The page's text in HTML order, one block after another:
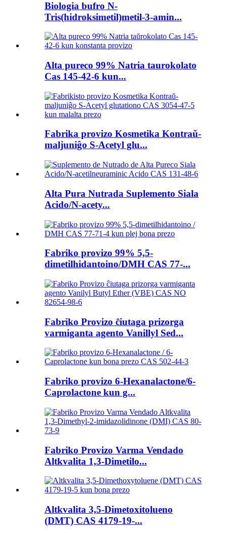
Biologia bufro N-
Tris(hidroksimetil)metil-3-amin...
Alta pureco 99% Natria taurokolato
Cas 145-42-6 kun...
Fabrika provizo Kosmetika Kontraŭ-
maljuniĝo S-Acetyl glu...
Alta Pura Nutrada Suplemento Siala
Acido/N-acety...
Fabriko provizo 99% 5,5-
dimetilhidantoino/DMH CAS 77-...
Fabriko Provizo ĉiutaga prizorga
varmiganta agento Vanillyl Sed...
Fabriko provizo 6-Hexanalactone/6-
Caprolactone kun g...
Fabriko Provizo Varma Vendado
Altkvalita 1,3-Dimetilo...
Altkvalita 3,5-Dimetoxitolueno
(DMT) CAS 4179-19-...